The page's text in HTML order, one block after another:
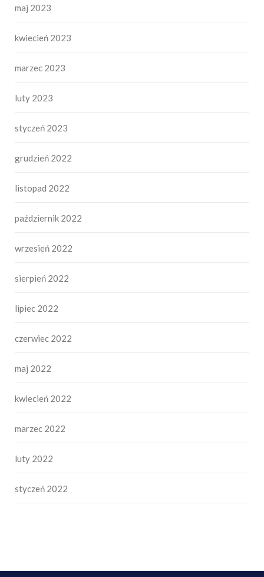
maj 2023
kwiecień 2023
marzec 2023
luty 2023
styczeń 2023
grudzień 2022
listopad 2022
październik 2022
wrzesień 2022
sierpień 2022
lipiec 2022
czerwiec 2022
maj 2022
kwiecień 2022
marzec 2022
luty 2022
styczeń 2022